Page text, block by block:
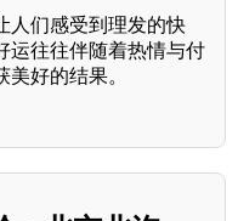
人们感受到理发的快
运往往伴随着热情与付
好的结果。